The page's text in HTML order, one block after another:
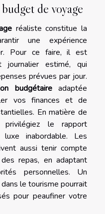
de voyage
réaliste constitue la
une expérience
Pour ce faire, il est
journalier estimé, qui
prévues par jour.
budgétaireadaptée
vos finances et de
En matière de
le rapport
inabordable. Les
aussi tenir compte
repas, en adaptant
personnelles. Un
le tourisme pourrait
pour peaufiner votre